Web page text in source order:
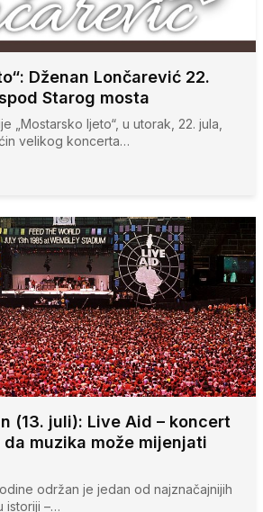
Dženan Lončarević 22.
Starog mosta
„Mostarsko ljeto“, u utorak, 22. jula,
velikog koncerta…
(13. juli): Live Aid – koncert
muzika može mijenjati
održan je jedan od najznačajnijih
istoriji –…